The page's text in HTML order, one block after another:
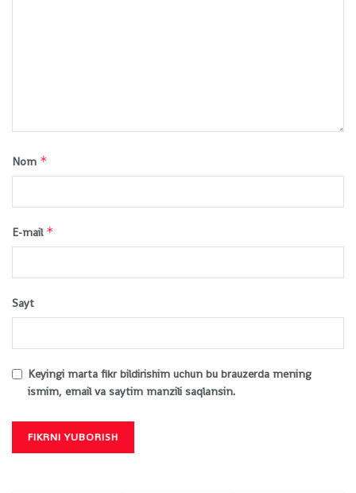
Nom *
E-mail *
Sayt
Keyingi marta fikr bildirishim uchun bu brauzerda mening
ismim, email va saytim manzili saqlansin.